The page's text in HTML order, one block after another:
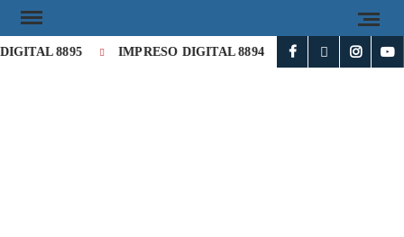
8895 IMPRESO DIGITAL 8894 Milei cataloga de